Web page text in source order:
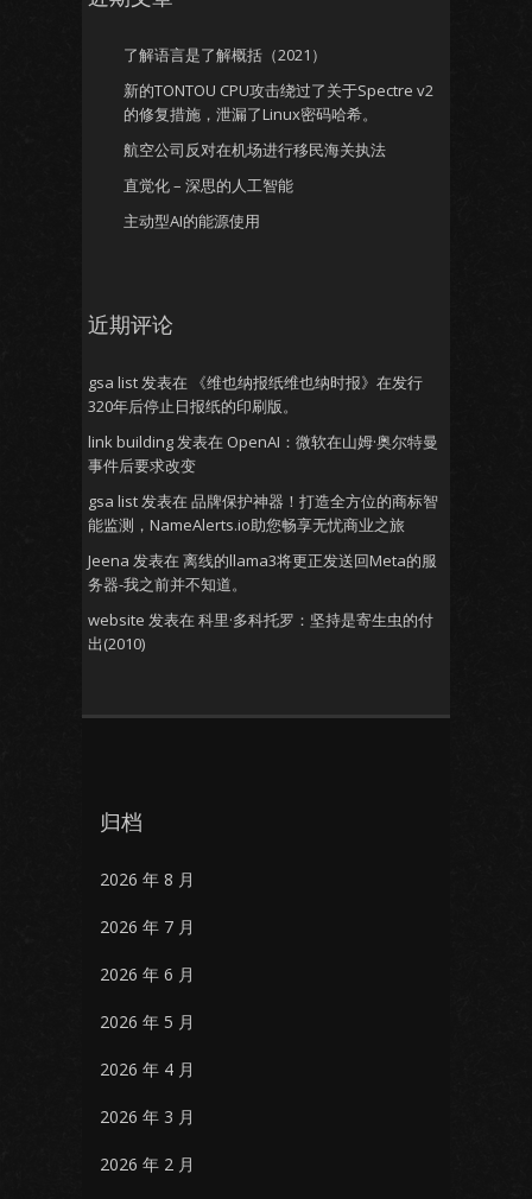
了解语言是了解概括（2021）
新的TONTOU CPU攻击绕过了关于Spectre v2
的修复措施，泄漏了Linux密码哈希。
航空公司反对在机场进行移民海关执法
直觉化 – 深思的人工智能
主动型AI的能源使用
近期评论
gsa list发表在
《维也纳报纸维也纳时报》在发行
320年后停止日报纸的印刷版。
link building发表在 OpenAI：微软在山姆·奥尔特曼
事件后要求改变
gsa list发表在 品牌保护神器！打造全方位的商标智
能监测，NameAlerts.io助您畅享无忧商业之旅
Jeena 发表在 离线的llama3将更正发送回Meta的服
务器-我之前并不知道。
website 发表在 科里·多科托罗：坚持是寄生虫的付
出(2010)
归档
2026 年 8 月
2026 年 7 月
2026 年 6 月
2026 年 5 月
2026 年 4 月
2026 年 3 月
2026 年 2 月